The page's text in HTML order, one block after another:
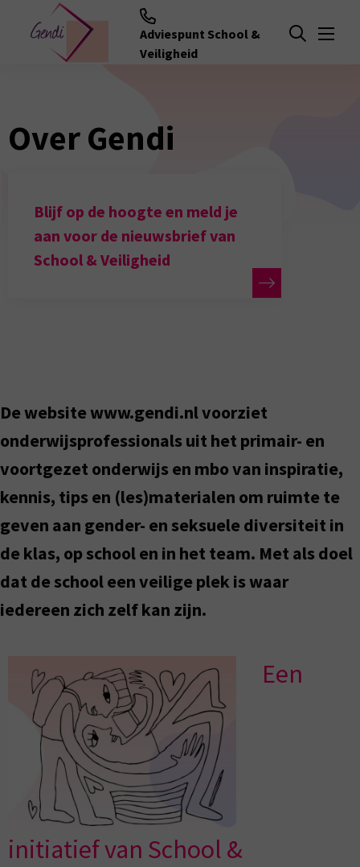
Adviespunt School &
Veiligheid
Open zoeken
Menu
Over Gendi
Blijf op de hoogte en meld je
aan voor de nieuwsbrief van
School & Veiligheid
De website www.gendi.nl voorziet
onderwijsprofessionals uit het primair- en
voortgezet onderwijs en mbo van inspiratie,
kennis, tips en (les)materialen om ruimte te
geven aan gender- en seksuele diversiteit in
de klas, op school en in het team. Met als doel
dat de school een veilige plek is waar
iedereen zich zelf kan zijn.
Een
initiatief van School &